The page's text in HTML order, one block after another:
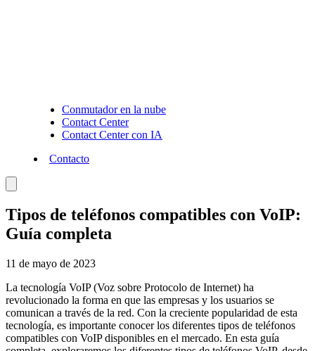
Conmutador en la nube
Contact Center
Contact Center con IA
Contacto
Tipos de teléfonos compatibles con VoIP:
Guía completa
11 de mayo de 2023
La tecnología VoIP (Voz sobre Protocolo de Internet) ha
revolucionado la forma en que las empresas y los usuarios se
comunican a través de la red. Con la creciente popularidad de esta
tecnología, es importante conocer los diferentes tipos de teléfonos
compatibles con VoIP disponibles en el mercado. En esta guía